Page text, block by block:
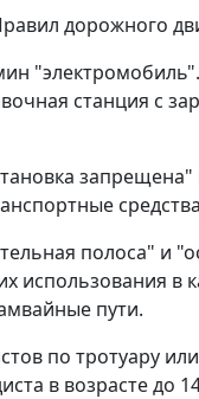
дорожного
станция с
запрещена"
полоса" и
использования в
пути.
по тротуару
в возрасте до